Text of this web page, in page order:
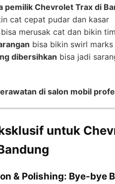
pemilik Chevrolet Trax di
cat cepat pudar dan kasar
bisa merusak cat dan bikin
bisa bikin swirl
dibersihkan bisa jadi
di salon mobil
untuk
& Polishing: Bye-bye